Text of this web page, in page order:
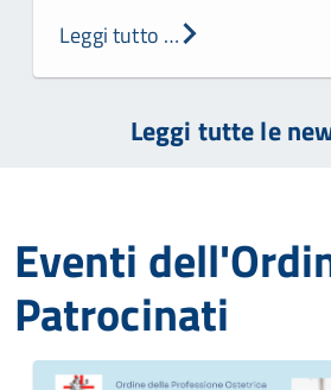
Leggi tutto …
Leggi tutte le
Eventi
Patrocinati